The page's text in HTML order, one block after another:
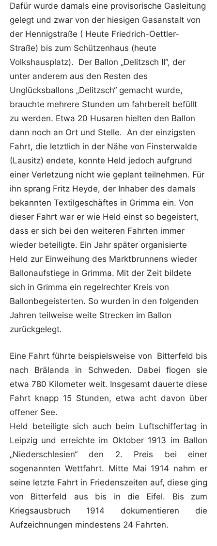
Dafür wurde damals eine provisorische Gasleitung
gelegt und zwar von der hiesigen Gasanstalt von
der Hennigstraße ( Heute Friedrich-Oettler-
Straße) bis zum Schützenhaus (heute
Volkshausplatz). Der Ballon „Delitzsch II“, der
unter anderem aus den Resten des
Unglücksballons „Delitzsch“ gemacht wurde,
brauchte mehrere Stunden um fahrbereit befüllt
zu werden. Etwa 20 Husaren hielten den Ballon
dann noch an Ort und Stelle. An der einzigsten
Fahrt, die letztlich in der Nähe von Finsterwalde
(Lausitz) endete, konnte Held jedoch aufgrund
einer Verletzung nicht wie geplant teilnehmen. Für
ihn sprang Fritz Heyde, der Inhaber des damals
bekannten Textilgeschäftes in Grimma ein. Von
dieser Fahrt war er wie Held einst so begeistert,
dass er sich bei den weiteren Fahrten immer
wieder beteiligte. Ein Jahr später organisierte
Held zur Einweihung des Marktbrunnens wieder
Ballonaufstiege in Grimma. Mit der Zeit bildete
sich in Grimma ein regelrechter Kreis von
Ballonbegeisterten. So wurden in den folgenden
Jahren teilweise weite Strecken im Ballon
zurückgelegt.
Eine Fahrt führte beispielsweise von Bitterfeld bis
nach Brälanda in Schweden. Dabei flogen sie
etwa 780 Kilometer weit. Insgesamt dauerte diese
Fahrt knapp 15 Stunden, etwa acht davon über
offener See.
Held beteiligte sich auch beim Luftschiffertag in
Leipzig und erreichte im Oktober 1913 im Ballon
„Niederschlesien“ den 2. Preis bei einer
sogenannten Wettfahrt. Mitte Mai 1914 nahm er
seine letzte Fahrt in Friedenszeiten auf, diese ging
von Bitterfeld aus bis in die Eifel. Bis zum
Kriegsausbruch 1914 dokumentieren die
Aufzeichnungen mindestens 24 Fahrten.